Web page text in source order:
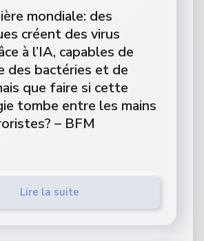
mondiale: des
créent des virus
à l’IA, capables de
des bactéries et de
que faire si cette
tombe entre les mains
– BFM
Lire la suite